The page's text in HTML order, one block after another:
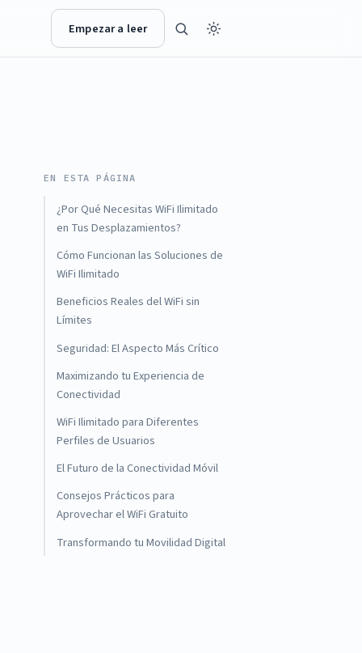
Empezar a leer
EN ESTA PÁGINA
¿Por Qué Necesitas WiFi Ilimitado
en Tus Desplazamientos?
Cómo Funcionan las Soluciones de
WiFi Ilimitado
Beneficios Reales del WiFi sin
Límites
Seguridad: El Aspecto Más Crítico
Maximizando tu Experiencia de
Conectividad
WiFi Ilimitado para Diferentes
Perfiles de Usuarios
El Futuro de la Conectividad Móvil
Consejos Prácticos para
Aprovechar el WiFi Gratuito
Transformando tu Movilidad Digital